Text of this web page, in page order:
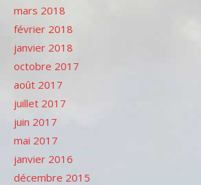
mars 2018
février 2018
janvier 2018
octobre 2017
août 2017
juillet 2017
juin 2017
mai 2017
janvier 2016
décembre 2015